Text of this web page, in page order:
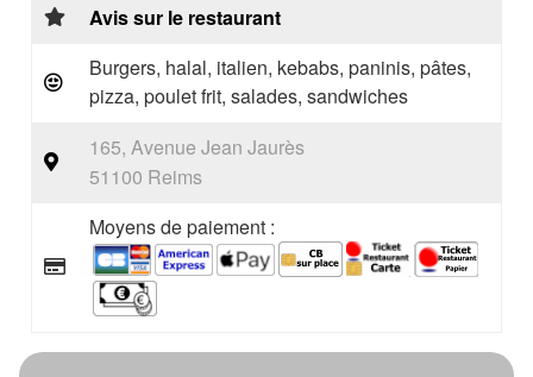
Avis sur le restaurant
Burgers, halal, italien, kebabs, paninis, pâtes,
pizza, poulet frit, salades, sandwiches
165, Avenue Jean Jaurès
51100 Reims
Moyens de paiement :